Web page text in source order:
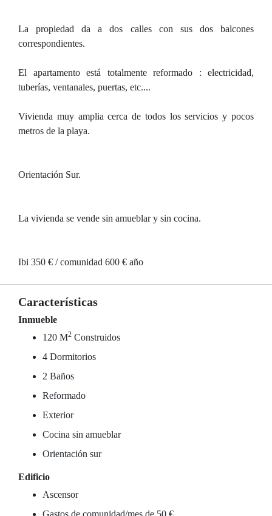
La propiedad da a dos calles con sus dos balcones
correspondientes.
El apartamento está totalmente reformado : electricidad,
tuberías, ventanales, puertas, etc....
Vivienda muy amplia cerca de todos los servicios y pocos
metros de la playa.
Orientación Sur.
La vivienda se vende sin amueblar y sin cocina.
Ibi 350 € / comunidad 600 € año
Características
Inmueble
120 M2 Construidos
4 Dormitorios
2 Baños
Reformado
Exterior
Cocina sin amueblar
Orientación sur
Edificio
Ascensor
Gastos de comunidad/mes de 50 €